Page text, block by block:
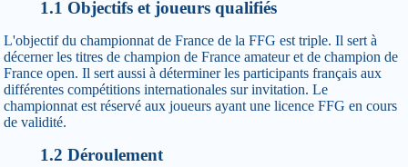
1.1 Objectifs et joueurs qualifiés
L'objectif du championnat de France de la FFG est triple. Il sert à
décerner les titres de champion de France amateur et de champion de
France open. Il sert aussi à déterminer les participants français aux
différentes compétitions internationales sur invitation. Le
championnat est réservé aux joueurs ayant une licence FFG en cours
de validité.
1.2 Déroulement